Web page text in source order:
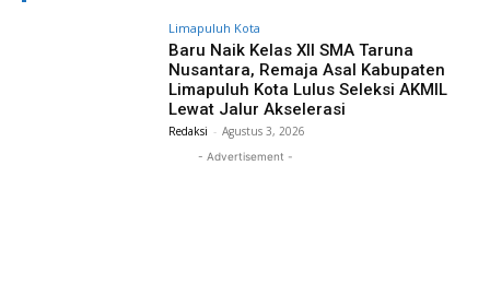
Limapuluh Kota
Baru Naik Kelas XII SMA Taruna
Nusantara, Remaja Asal Kabupaten
Limapuluh Kota Lulus Seleksi AKMIL
Lewat Jalur Akselerasi
Redaksi - Agustus 3, 2026
- Advertisement -